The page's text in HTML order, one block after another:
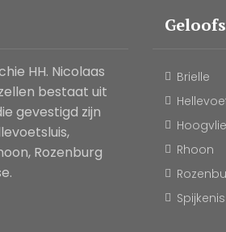
HH. Nicolaas
bestaat uit
gevestigd zijn
Rozenburg
Brielle
Rhoon